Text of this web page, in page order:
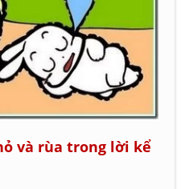
và rùa trong lời kể